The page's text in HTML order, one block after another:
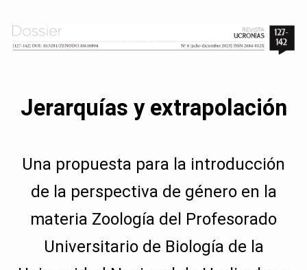
Jerarquías y extrapolación
Una propuesta para la introducción
de la perspectiva de género en la
materia Zoología del Profesorado
Universitario de Biología de la